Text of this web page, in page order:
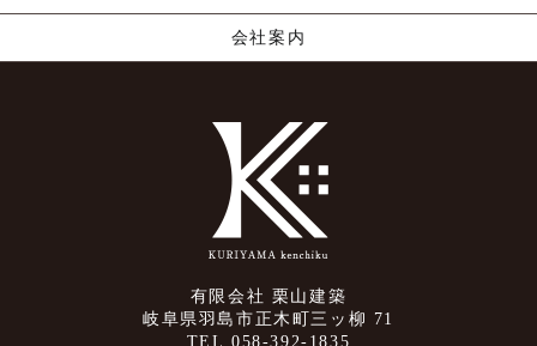
会社案内
有限会社 栗山建築
岐阜県羽島市正木町三ッ柳 71
TEL.058-392-1835